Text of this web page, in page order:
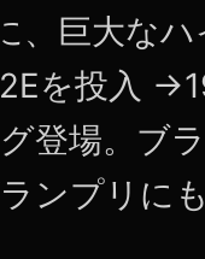
、巨大な
を投入
登場。ブ
ンプリに